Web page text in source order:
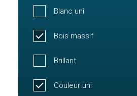
Blanc uni
Bois massif
Brillant
Couleur uni